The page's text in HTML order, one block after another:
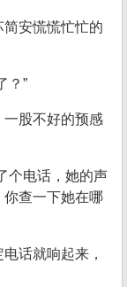
安慌慌忙忙的
？”
股不好的预感
个电话，她的声
查一下她在哪
话就响起来，